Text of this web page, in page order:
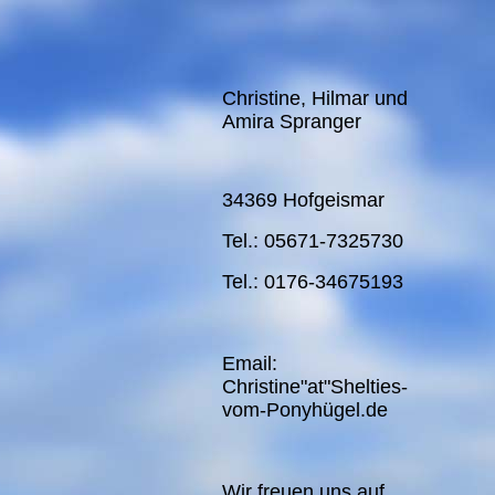
Christine, Hilmar und
Amira Spranger
34369 Hofgeismar
Tel.: 05671-7325730
Tel.: 0176-34675193
Email:
Christine"at"Shelties-
vom-Ponyhügel.de